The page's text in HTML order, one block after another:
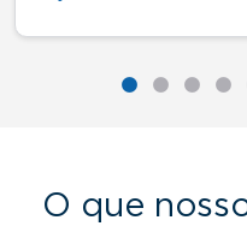
O que